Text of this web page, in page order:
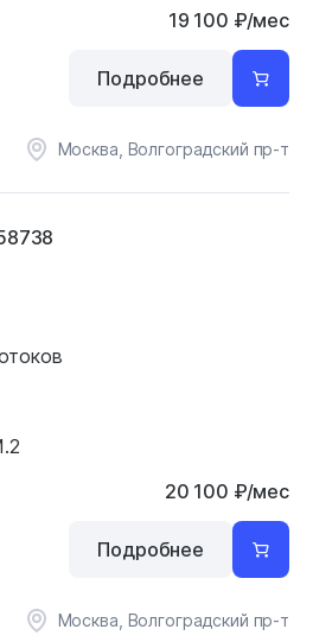
19 100 ₽/мес
Москва, Волгоградский пр-т
Подробнее
20 100 ₽/мес
Москва, Волгоградский пр-т
Подробнее